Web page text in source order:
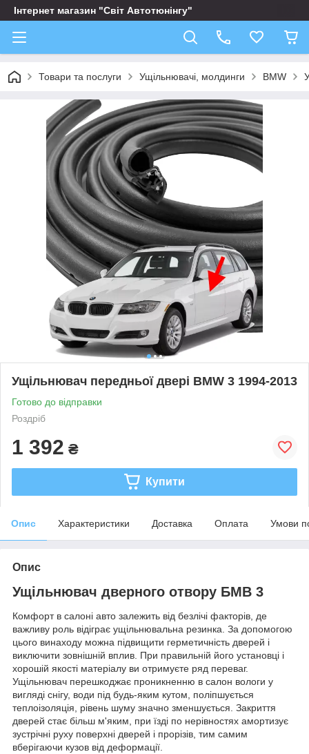
Інтернет магазин "Світ Автотюнінгу"
Товари та послуги Ущільнювачі, молдинги BMW
Ущільнювач передньої двері BMW 3 1994-2013
Готово до відправки
Роздріб
1 392 ₴
Купити
Опис Характеристики Доставка Оплата Умови
Опис
Ущільнювач дверного отвору БМВ 3
Комфорт в салоні авто залежить від безлічі факторів, де
важливу роль відіграє ущільнювальна резинка. За допомогою
цього винаходу можна підвищити герметичність дверей і
виключити зовнішній вплив. При правильній його установці і
хорошій якості матеріалу ви отримуєте ряд переваг.
Ущільнювач перешкоджає проникненню в салон вологи у
вигляді снігу, води під будь-яким кутом, поліпшується
теплоізоляція, рівень шуму значно зменшується. Закриття
дверей стає більш м'яким, при їзді по нерівностях амортизує
зустрічні руху поверхні дверей і прорізів, тим самим
вберігаючи кузов від деформації.